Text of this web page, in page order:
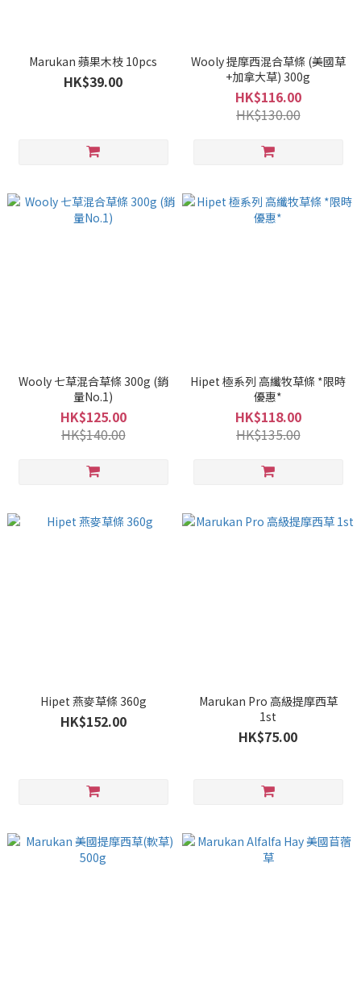
Marukan 蘋果木枝 10pcs
HK$39.00
Wooly 提摩西混合草條 (美國草
+加拿大草) 300g
HK$116.00
HK$130.00
Wooly 七草混合草條 300g (銷
量No.1)
HK$125.00
HK$140.00
Hipet 極系列 高纖牧草條 *限時
優惠*
HK$118.00
HK$135.00
Hipet 燕麥草條 360g
HK$152.00
Marukan Pro 高級提摩西草
1st
HK$75.00